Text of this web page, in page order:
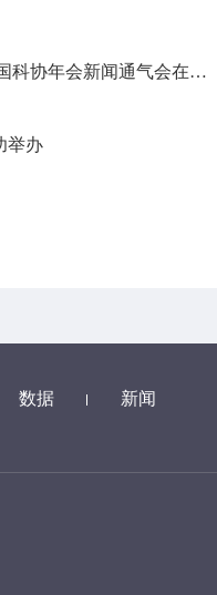
让思想火花在交流中迸发 让创新种子在碰撞中萌芽——第二十八届中国科协年会新闻通气会在京召开
举办
数据 新闻